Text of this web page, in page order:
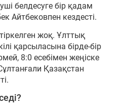
белдесуге бір қадам
Айтбековпен кездесті.
жоқ. Ұлттық
қарсыласына бірде-бір
8:0 есебімен жеңіске
Қазақстан